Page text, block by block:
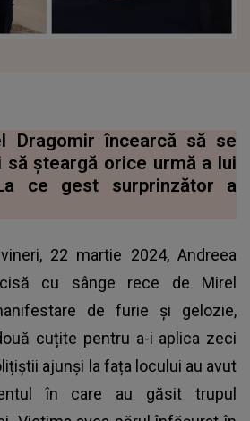
Dragomir încearcă să se
să șteargă orice urmă a lui
ce gest surprinzător a
22 martie 2024, Andreea
cu sânge rece de Mirel
de furie și gelozie,
cuțite pentru a-i aplica zeci
ajunși la fața locului au avut
în care au găsit trupul